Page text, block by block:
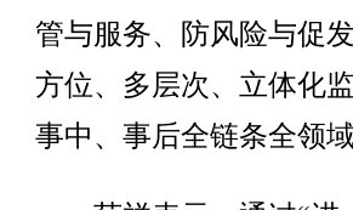
管与服务、防风险与促
方位、多层次、立体化
事中、事后全链条全领域